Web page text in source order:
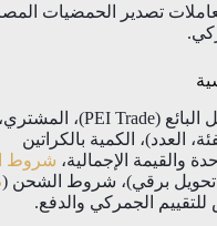
تصدير الحمضيات
تفصّل البائع (PEI Trade)، المشتري،
العدد)، الكمية بالكراتين
والقيمة الإجمالية، شروط
تحويل برقي)، شروط الشحن (
الجمركي والدفع.